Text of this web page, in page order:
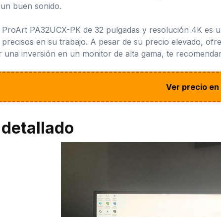
buen sonido.
PA32UCX-PK de 32 pulgadas y resolución 4K es
en su trabajo. A pesar de su precio elevado,
una inversión en un monitor de alta gama, te
Ver precio en